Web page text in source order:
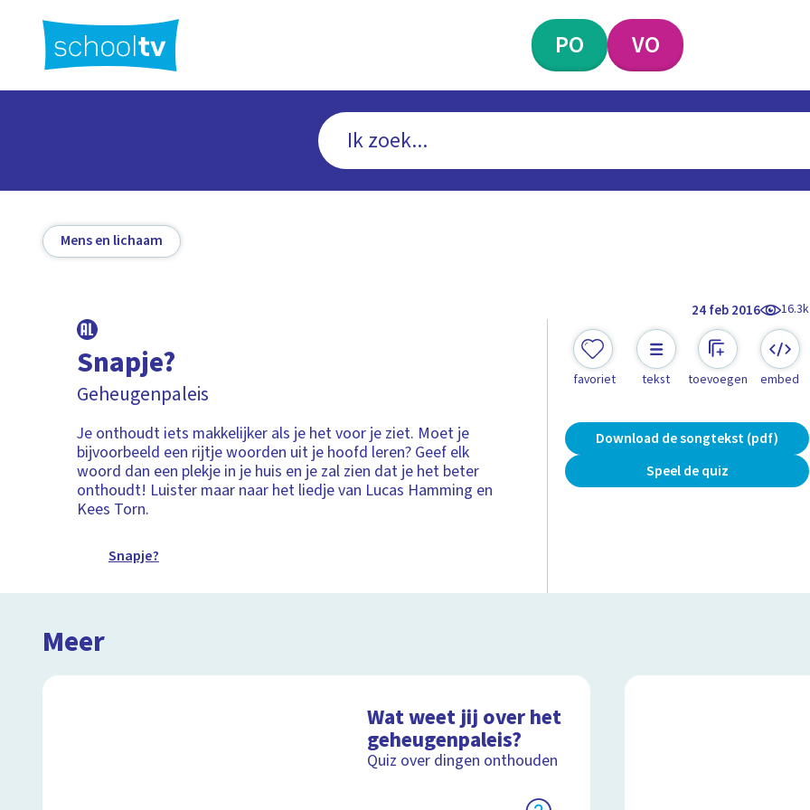
hoofdinhoud
PO VO
Mens en lichaam
24 feb 2016 16.3k
Snapje?
Geheugenpaleis
Je onthoudt iets makkelijker als je het voor je ziet. Moet je
bijvoorbeeld een rijtje woorden uit je hoofd leren? Geef elk
woord dan een plekje in je huis en je zal zien dat je het beter
onthoudt! Luister maar naar het liedje van Lucas Hamming en
Kees Torn.
Snapje?
favoriet tekst toevoegen embed
Download de songtekst (pdf)
Speel de quiz
Meer
Wat weet jij over het
geheugenpaleis?
Quiz over dingen onthouden